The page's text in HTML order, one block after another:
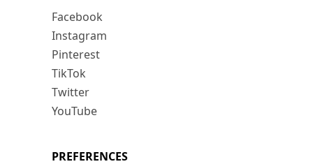
Facebook
Instagram
Pinterest
TikTok
Twitter
YouTube
PREFERENCES